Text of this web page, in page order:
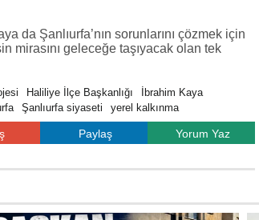
da Şanlıurfa’nın sorunlarını çözmek için
mirasını geleceğe taşıyacak olan tek
Haliliye İlçe Başkanlığı
İbrahim Kaya
Şanlıurfa siyaseti yerel kalkınma
Paylaş Yorum Yaz